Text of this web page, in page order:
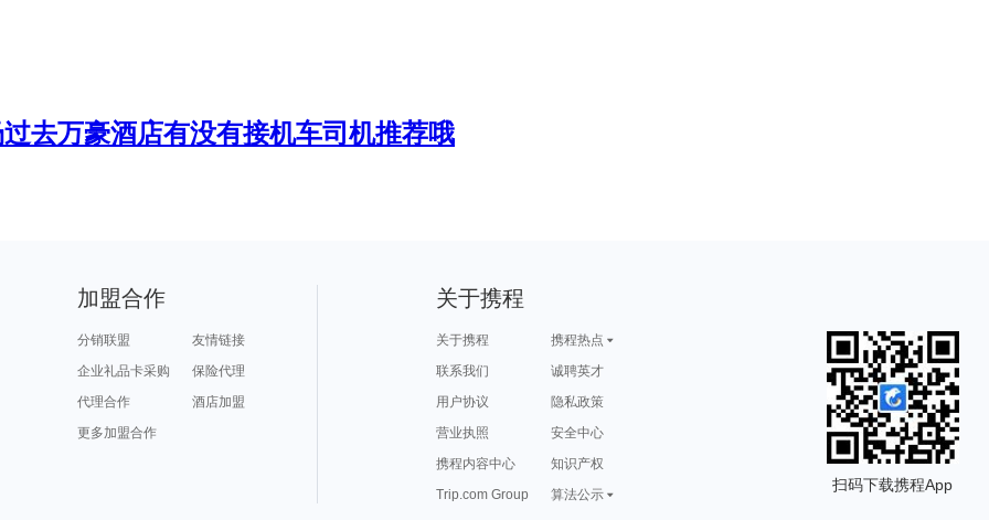
去万豪酒店有没有接机车司机推荐哦
加盟合作
分销联盟
友情链接
企业礼品卡采购
保险代理
代理合作
酒店加盟
更多加盟合作
关于携程
关于携程
携程热点
联系我们
诚聘英才
用户协议
隐私政策
营业执照
安全中心
携程内容中心
知识产权
Trip.com Group
算法公示
扫码下载携程App